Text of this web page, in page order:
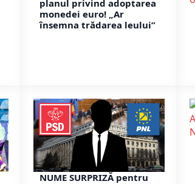
planul privind adoptarea
monedei euro! „Ar
însemna trădarea leului”
NUME SURPRIZĂ pentru